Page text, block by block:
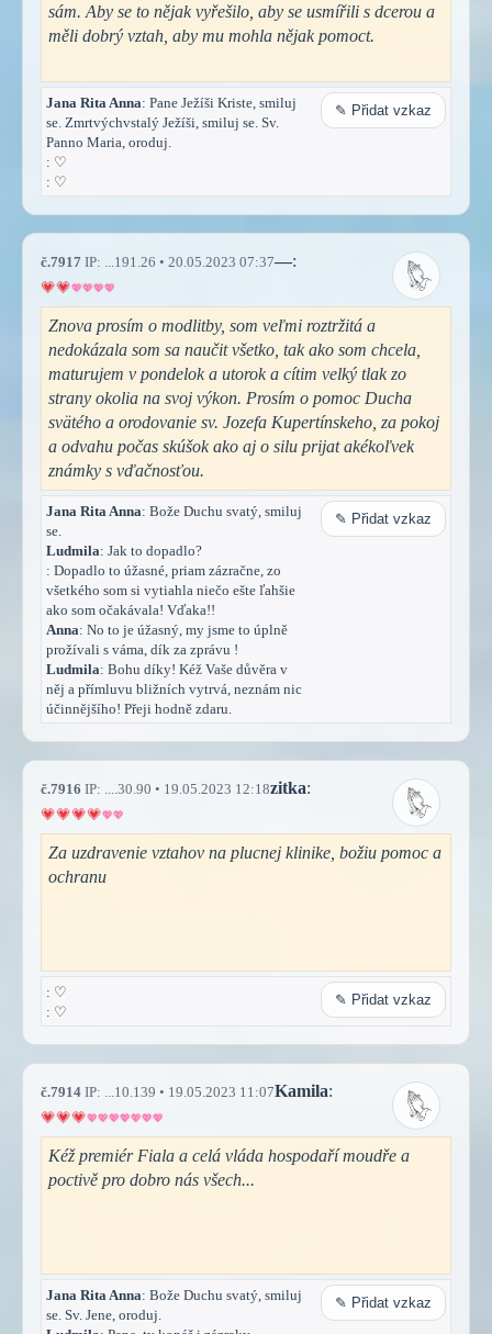
sám. Aby se to nějak vyřešilo, aby se usmířili s dcerou a
měli dobrý vztah, aby mu mohla nějak pomoct.
Jana Rita Anna: Pane Ježíši Kriste, smiluj
se. Zmrtvýchvstalý Ježíši, smiluj se. Sv.
Panno Maria, oroduj.
: ♡
: ♡
✎ Přidat vzkaz
č.7917 IP: ...191.26 • 20.05.2023 07:37—:
Znova prosím o modlitby, som veľmi roztržitá a
nedokázala som sa naučit všetko, tak ako som chcela,
maturujem v pondelok a utorok a cítim velký tlak zo
strany okolia na svoj výkon. Prosím o pomoc Ducha
svätého a orodovanie sv. Jozefa Kupertínskeho, za pokoj
a odvahu počas skúšok ako aj o silu prijat akékoľvek
známky s vďačnosťou.
Jana Rita Anna: Bože Duchu svatý, smiluj
se.
Ludmila: Jak to dopadlo?
: Dopadlo to úžasné, priam zázračne, zo
všetkého som si vytiahla niečo ešte ľahšie
ako som očakávala! Vďaka!!
Anna: No to je úžasný, my jsme to úplně
prožívali s váma, dík za zprávu !
Ludmila: Bohu díky! Kéž Vaše důvěra v
něj a přímluvu bližních vytrvá, neznám nic
účinnějšího! Přeji hodně zdaru.
✎ Přidat vzkaz
č.7916 IP: ....30.90 • 19.05.2023 12:18zitka:
Za uzdravenie vztahov na plucnej klinike, božiu pomoc a
ochranu
: ♡
: ♡
✎ Přidat vzkaz
č.7914 IP: ...10.139 • 19.05.2023 11:07Kamila:
Kéž premiér Fiala a celá vláda hospodaří moudře a
poctivě pro dobro nás všech...
Jana Rita Anna: Bože Duchu svatý, smiluj
se. Sv. Jene, oroduj.
✎ Přidat vzkaz